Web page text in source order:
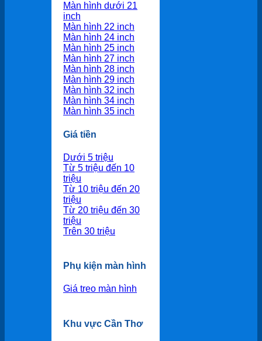
Màn hình dưới 21
inch
Màn hình 22 inch
Màn hình 24 inch
Màn hình 25 inch
Màn hình 27 inch
Màn hình 28 inch
Màn hình 29 inch
Màn hình 32 inch
Màn hình 34 inch
Màn hình 35 inch
Giá tiền
Dưới 5 triệu
Từ 5 triệu đến 10
triệu
Từ 10 triệu đến 20
triệu
Từ 20 triệu đến 30
triệu
Trên 30 triệu
Phụ kiện màn hình
Giá treo màn hình
Khu vực Cần Thơ